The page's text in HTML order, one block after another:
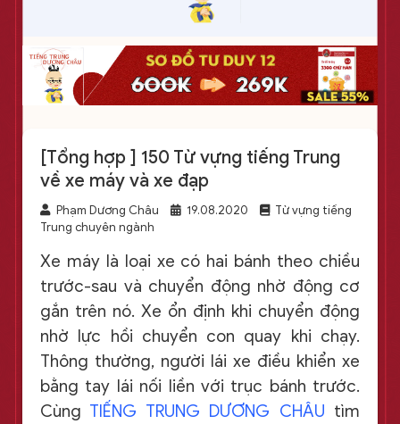
[Tổng hợp ] 150 Từ vựng tiếng Trung
về xe máy và xe đạp
Phạm Dương Châu 19.08.2020
Từ vựng tiếng
Trung chuyên ngành
Xe máy là loại xe có hai bánh theo chiều
trước-sau và chuyển động nhờ động cơ
gắn trên nó. Xe ổn định khi chuyển động
nhờ lực hồi chuyển con quay khi chạy.
Thông thường, người lái xe điều khiển xe
bằng tay lái nối liền với trục bánh trước.
Cùng TIẾNG TRUNG DƯƠNG CHÂU tìm